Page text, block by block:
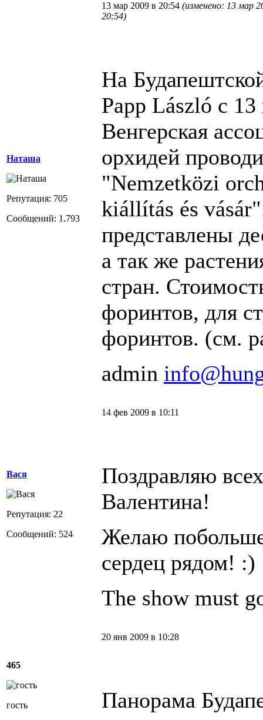
Наташа
Репутация: 705
Сообщений: 1.793
13 мар 2009 в 20:54 (изменено: 13 мар
20:54)
На
Papp László с
Венгерская
орхидей
"Nemzetközi
kiállítás és vásár
представлены
а так же
стран.
форинтов, для
форинтов. (см.
admin
Вася
Репутация: 22
Сообщений: 524
14 фев 2009 в 10:11
Поздравляю
Валентина!
Желаю
сердец рядом! :)
The show must
465
гость
20 янв 2009 в 10:28
Панорама